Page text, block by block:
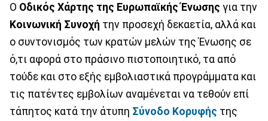
Ο Οδικός Χάρτης της Ευρωπαϊκής Ένωσης για την
Κοινωνική Συνοχή την προσεχή δεκαετία, αλλά και
ο συντονισμός των κρατών μελών της Ένωσης σε
ό,τι αφορά στο πράσινο πιστοποιητικό, τα από
τούδε και στο εξής εμβολιαστικά προγράμματα και
τις πατέντες εμβολίων αναμένεται να τεθούν επί
τάπητος κατά την άτυπη Σύνοδο Κορυφής της